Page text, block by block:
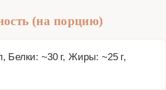
(на порцию)
Белки: ~30 г, Жиры: ~25 г,